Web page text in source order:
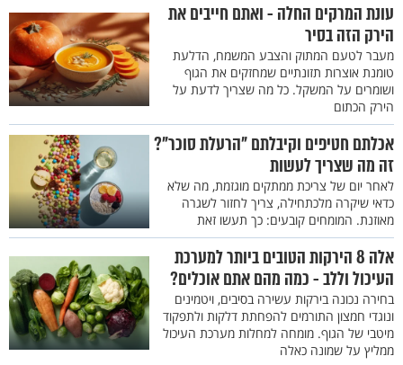
עונת המרקים החלה - ואתם חייבים את
הירק הזה בסיר
מעבר לטעם המתוק והצבע המשמח, הדלעת
טומנת אוצרות תזונתיים שמחזקים את הגוף
ושומרים על המשקל. כל מה שצריך לדעת על
הירק הכתום
אכלתם חטיפים וקיבלתם "הרעלת סוכר"?
זה מה שצריך לעשות
​לאחר יום של צריכת ממתקים מוגזמת, מה שלא
כדאי שיקרה מלכתחילה, צריך לחזור לשגרה
מאוזנת. המומחים קובעים: כך תעשו זאת
אלה 8 הירקות הטובים ביותר למערכת
העיכול וללב - כמה מהם אתם אוכלים?
בחירה נכונה בירקות עשירה בסיבים, ויטמינים
ונוגדי חמצון התורמים להפחתת דלקות ולתפקוד
מיטבי של הגוף. מומחה למחלות מערכת העיכול
ממליץ על שמונה כאלה